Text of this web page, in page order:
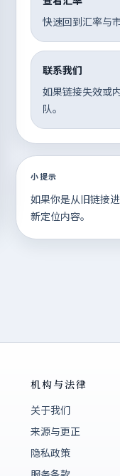
快速回到汇率与
联系我们
如果链接失效或
队。
小提示
如果你是从旧链接
新定位内容。
机构与法律
关于我们
来源与更正
隐私政策